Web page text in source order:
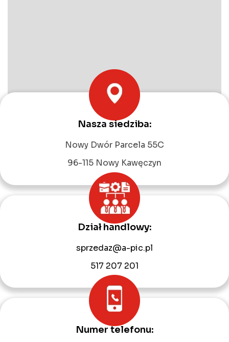
Nasza siedziba:
Nowy Dwór Parcela 55C
96-115 Nowy Kawęczyn
Dział handlowy:
sprzedaz@a-pic.pl
517 207 201
Numer telefonu: